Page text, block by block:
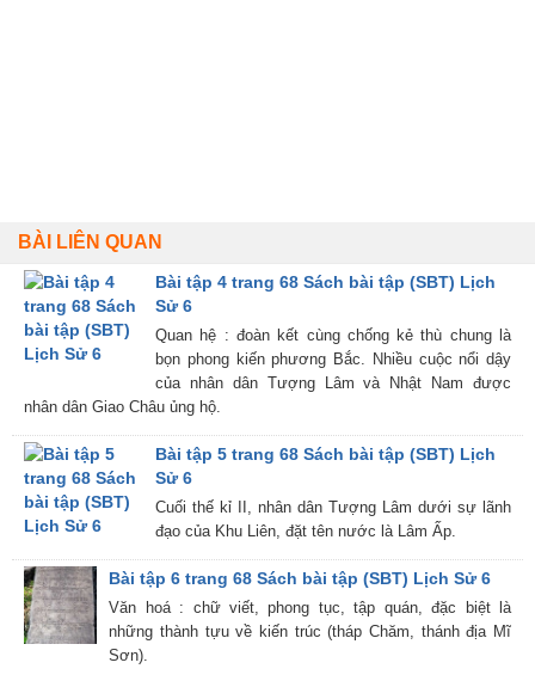
BÀI LIÊN QUAN
Bài tập 4 trang 68 Sách bài tập (SBT) Lịch
Sử 6
Quan hệ : đoàn kết cùng chống kẻ thù chung là
bọn phong kiến phương Bắc. Nhiều cuộc nổi dậy
của nhân dân Tượng Lâm và Nhật Nam được
nhân dân Giao Châu ủng hộ.
Bài tập 5 trang 68 Sách bài tập (SBT) Lịch
Sử 6
Cuối thế kỉ II, nhân dân Tượng Lâm dưới sự lãnh
đạo của Khu Liên, đặt tên nước là Lâm Ấp.
Bài tập 6 trang 68 Sách bài tập (SBT) Lịch Sử 6
Văn hoá : chữ viết, phong tục, tập quán, đặc biệt là
những thành tựu về kiến trúc (tháp Chăm, thánh địa Mĩ
Sơn).